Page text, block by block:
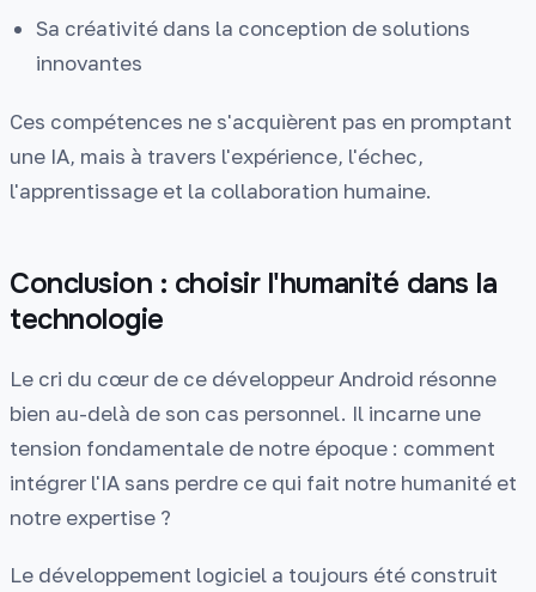
Sa créativité dans la conception de solutions
innovantes
Ces compétences ne s'acquièrent pas en promptant
une IA, mais à travers l'expérience, l'échec,
l'apprentissage et la collaboration humaine.
Conclusion : choisir l'humanité dans la
technologie
Le cri du cœur de ce développeur Android résonne
bien au-delà de son cas personnel. Il incarne une
tension fondamentale de notre époque : comment
intégrer l'IA sans perdre ce qui fait notre humanité et
notre expertise ?
Le développement logiciel a toujours été construit